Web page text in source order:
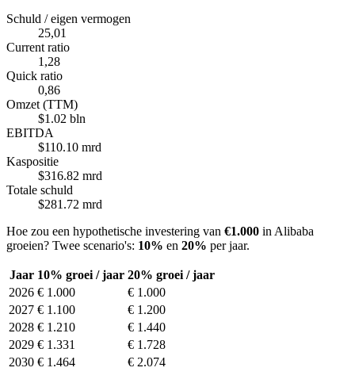
Schuld / eigen vermogen
25,01
Current ratio
1,28
Quick ratio
0,86
Omzet (TTM)
$1.02 bln
EBITDA
$110.10 mrd
Kaspositie
$316.82 mrd
Totale schuld
$281.72 mrd
Hoe zou een hypothetische investering van €1.000 in Alibaba
groeien? Twee scenario's: 10% en 20% per jaar.
Jaar 10% groei / jaar 20% groei / jaar
2026 € 1.000
€ 1.000
2027 € 1.100
€ 1.200
2028 € 1.210
€ 1.440
2029 € 1.331
€ 1.728
2030 € 1.464 € 2.074